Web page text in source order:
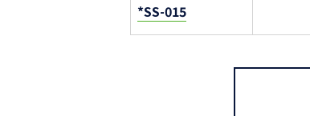
*SS-015